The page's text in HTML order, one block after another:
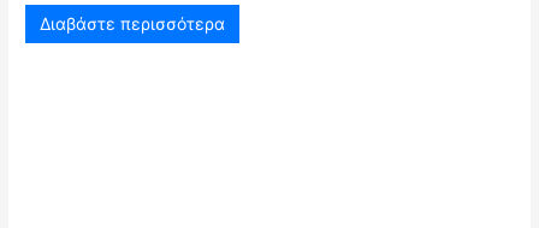
Διαβάστε περισσότερα